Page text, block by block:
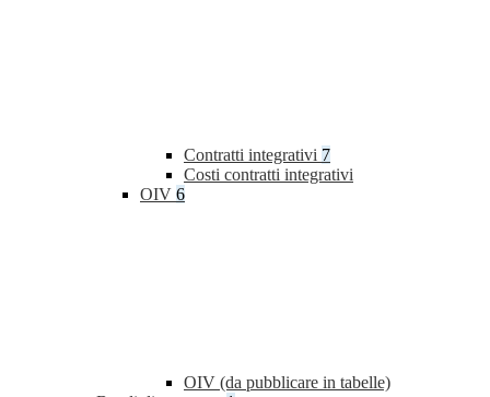
Contratti integrativi 7
Costi contratti integrativi
OIV 6
OIV (da pubblicare in tabelle)